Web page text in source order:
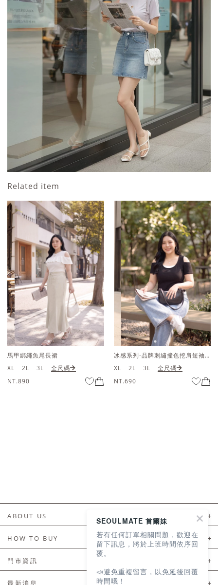
Related item
馬甲綁繩魚尾長裙
XL
2L 3L
全尺碼
NT.890
冰感系列-品牌刺繡撞色挖肩短袖上衣
XL
2L 3L
全尺碼
NT.690
ABOUT US
HOW TO BUY
如何購買
門市資訊
門市資訊
最新消息
SEOULMATE 首爾妹
若有任何訂單相關問題，歡迎在
留下訊息，將於上班時間依序回
覆。
📣避免重複留言，以免延後回覆
時間哦！